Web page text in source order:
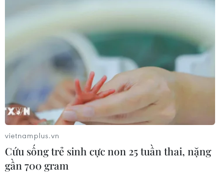
vietnamplus.vn
Cứu sống trẻ sinh cực non 25 tuần thai, nặng
gần 700 gram